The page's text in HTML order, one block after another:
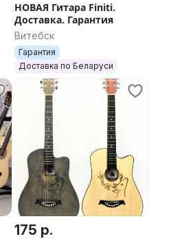
НОВАЯ Гитара Finiti.
Доставка. Гарантия
Витебск
Гарантия
Доставка по Беларуси
175 р.